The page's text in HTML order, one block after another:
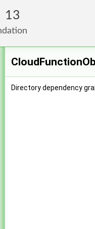
13
Foundation
Directory dependency